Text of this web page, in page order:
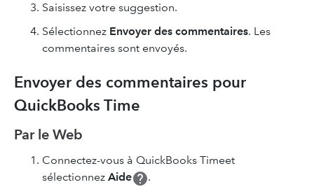
Saisissez votre suggestion.
Sélectionnez Envoyer des commentaires. Les
commentaires sont envoyés.
Envoyer des commentaires pour
QuickBooks Time
Par le Web
Connectez-vous à QuickBooks Timeet
sélectionnez Aide
.